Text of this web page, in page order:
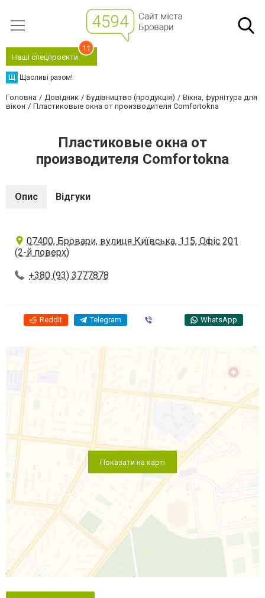
Наші спецпроєкти
11
Щ Щасливі разом!
Головна Довідник Будівництво (продукція)
Вікна, фурнітура для
вікон
Пластиковые окна от производителя Comfortokna
Пластиковые окна от
производителя Comfortokna
Опис Відгуки
07400, Бровари, вулиця Київська, 115, Офіс 201
(2-й поверх)
+380 (93) 3777878
Reddit Telegram WhatsApp
Показати на карті